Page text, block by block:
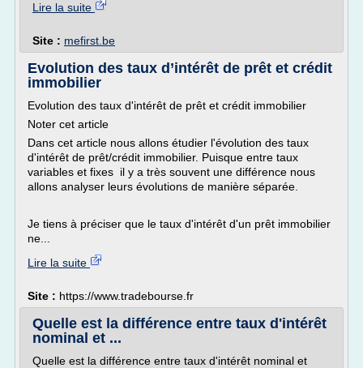
Lire la suite
Site : mefirst.be
Evolution des taux d’intérêt de prêt et crédit
immobilier
Evolution des taux d'intérêt de prêt et crédit immobilier
Noter cet article
Dans cet article nous allons étudier l'évolution des taux
d'intérêt de prêt/crédit immobilier. Puisque entre taux
variables et fixes il y a très souvent une différence nous
allons analyser leurs évolutions de manière séparée.
Je tiens à préciser que le taux d'intérêt d'un prêt immobilier
ne...
Lire la suite
Site : https://www.tradebourse.fr
Quelle est la différence entre taux d'intérêt
nominal et ...
Quelle est la différence entre taux d'intérêt nominal et